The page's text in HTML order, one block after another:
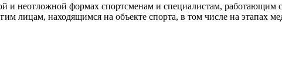
и неотложной формах спортсменам и специалистам, работающим
лицам, находящимся на объекте спорта, в том числе на этапах